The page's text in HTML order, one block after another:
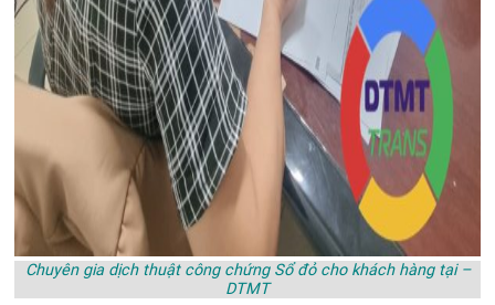
Chuyên gia dịch thuật công chứng Sổ đỏ cho khách hàng tại –
DTMT